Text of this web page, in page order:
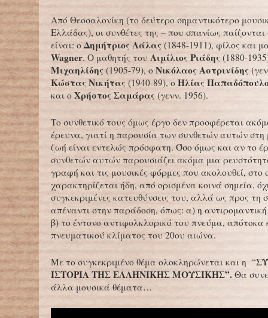
Από Θεσσαλονίκη (το δεύτερο σημαντικότερο
Ελλάδας), οι συνθέτες της – που σπανίως
είναι: οΔημήτριος Λάλας (1848-1911), φίλος και
Wagner. Ο μαθητής του Αιμίλιος Ριάδης (1880-
Μιχαηλίδης (1905-79), ο Νικόλαος Αστρινίδης
Κώστας Νικήτας (1940-89), ο Ηλίας
και ο Χρήστος Σαμάρας (γενν. 1956).
Το συνθετικό τους όμως έργο δεν προσφέρεται
έρευνα, γιατί η παρουσία των συνθετών αυτών στη
ζωή είναι εντελώς πρόσφατη. Όσο όμως και αν το
συνθετών αυτών παρουσιάζει ακόμα μια
γραφή και τις μουσικές φόρμες που ακολουθεί, στο
χαρακτηρίζεται ήδη, από ορισμένα κοινά σημεία,
συγκεκριμένες κατευθύνσεις του, αλλά ως προς τη
απέναντι στην παράδοση, όπως: α) η αντιρομαντική
β) το έντονο αντιφολκλορικό του πνεύμα, απότοκα
πνευματικού κλίματος του 20ου αιώνα.
Με το συγκεκριμένο θέμα ολοκληρώνεται και η “
ΙΣΤΟΡΙΑ ΤΗΣ ΕΛΛΗΝΙΚΗΣ ΜΟΥΣΙΚΗΣ”. Θα
άλλα μουσικά θέματα…